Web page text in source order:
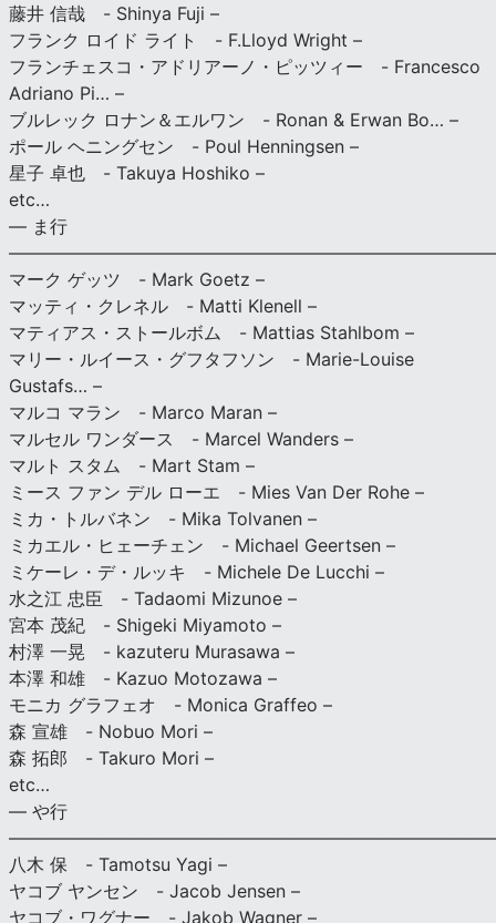
藤井 信哉 - Shinya Fuji –
フランク ロイド ライト - F.Lloyd Wright –
フランチェスコ・アドリアーノ・ピッツィー - Francesco
Adriano Pi… –
ブルレック ロナン＆エルワン - Ronan & Erwan Bo… –
ポール ヘニングセン - Poul Henningsen –
星子 卓也 - Takuya Hoshiko –
etc…
— ま行
マーク ゲッツ - Mark Goetz –
マッティ・クレネル - Matti Klenell –
マティアス・ストールボム - Mattias Stahlbom –
マリー・ルイース・グフタフソン - Marie-Louise
Gustafs… –
マルコ マラン - Marco Maran –
マルセル ワンダース - Marcel Wanders –
マルト スタム - Mart Stam –
ミース ファン デル ローエ - Mies Van Der Rohe –
ミカ・トルバネン - Mika Tolvanen –
ミカエル・ヒェーチェン - Michael Geertsen –
ミケーレ・デ・ルッキ - Michele De Lucchi –
水之江 忠臣 - Tadaomi Mizunoe –
宮本 茂紀 - Shigeki Miyamoto –
村澤 一晃 - kazuteru Murasawa –
本澤 和雄 - Kazuo Motozawa –
モニカ グラフェオ - Monica Graffeo –
森 宣雄 - Nobuo Mori –
森 拓郎 - Takuro Mori –
etc…
— や行
八木 保 - Tamotsu Yagi –
ヤコブ ヤンセン - Jacob Jensen –
ヤコブ・ワグナー - Jakob Wagner –